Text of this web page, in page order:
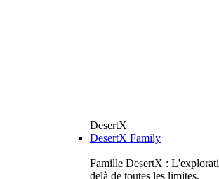
DesertX
DesertX Family
Famille DesertX :
delà de toutes les limites.